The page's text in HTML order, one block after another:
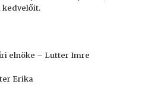
kedvelőit.
elnöke – Lutter Imre
Erika